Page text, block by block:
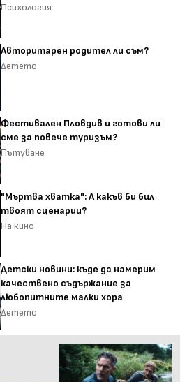
Психология
Авторитарен родител ли съм?
Детето
Фестивален Пловдив и готови ли
сме за повече туризъм?
Пътуване
"Мъртва хватка": А какъв би бил
твоят сценарии?
На кино
Детски новини: къде да намерим
качествено съдържание за
любопитните малки хора
Детето